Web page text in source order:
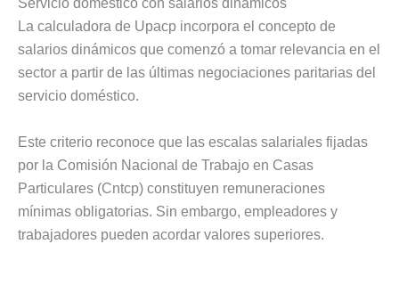
Servicio doméstico con salarios dinámicos
La calculadora de Upacp incorpora el concepto de
salarios dinámicos que comenzó a tomar relevancia en el
sector a partir de las últimas negociaciones paritarias del
servicio doméstico.
Este criterio reconoce que las escalas salariales fijadas
por la Comisión Nacional de Trabajo en Casas
Particulares (Cntcp) constituyen remuneraciones
mínimas obligatorias. Sin embargo, empleadores y
trabajadores pueden acordar valores superiores.